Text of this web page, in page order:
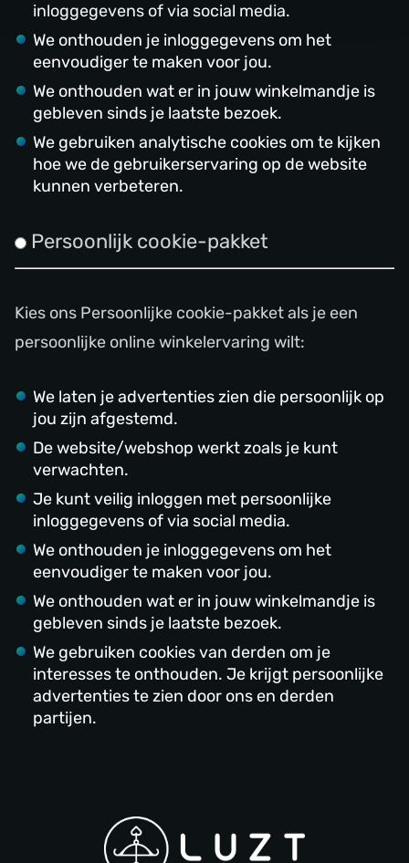
inloggegevens of via social media.
We onthouden je inloggegevens om het
eenvoudiger te maken voor jou.
We onthouden wat er in jouw winkelmandje is
gebleven sinds je laatste bezoek.
We gebruiken analytische cookies om te kijken
hoe we de gebruikerservaring op de website
kunnen verbeteren.
Persoonlijk cookie-pakket
Kies ons Persoonlijke cookie-pakket als je een
persoonlijke online winkelervaring wilt:
We laten je advertenties zien die persoonlijk op
jou zijn afgestemd.
De website/webshop werkt zoals je kunt
verwachten.
Je kunt veilig inloggen met persoonlijke
inloggegevens of via social media.
We onthouden je inloggegevens om het
eenvoudiger te maken voor jou.
We onthouden wat er in jouw winkelmandje is
gebleven sinds je laatste bezoek.
We gebruiken cookies van derden om je
interesses te onthouden. Je krijgt persoonlijke
advertenties te zien door ons en derden
partijen.